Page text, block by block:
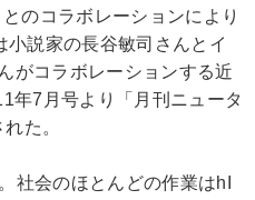
のコラボレーションにより
説家の長谷敏司さんとイ
がコラボレーションする近
年7月号より「月刊ニュータ
た。
社会のほとんどの作業はhI